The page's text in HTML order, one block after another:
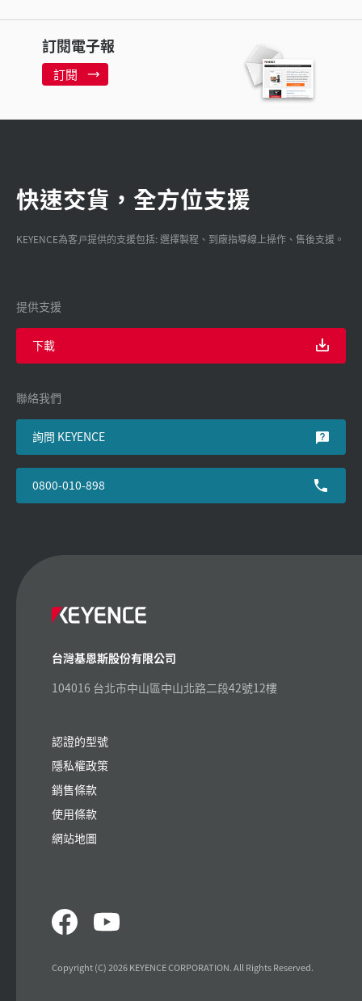
訂閱電子報
訂閱
快速交貨，全方位支援
KEYENCE為客戸提供的支援包括: 選擇製程、到廠指導線上操作、售後支援。
提供支援
下載
聯絡我們
詢問 KEYENCE
0800-010-898
台灣基恩斯股份有限公司
104016 台北市中山區中山北路二段42號12樓
認證的型號
隱私權政策
銷售條款
使用條款
網站地圖
Copyright (C) 2026 KEYENCE CORPORATION. All Rights Reserved.